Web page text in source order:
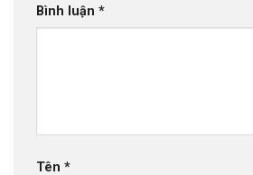
Bình luận *
Tên *